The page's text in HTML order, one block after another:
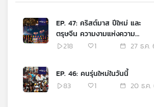
เกี่ยว
เครือ
EP. 47: คริสต์มาส ปีใหม่ และ
ตรุษจีน ความงามแห่งความ
กลมกลืนในอุษาคเนย์
218 1 27 ธ.ค.
EP. 46: คนรุ่นใหม่ในวันนี้
83
1 20 ธ.ค.